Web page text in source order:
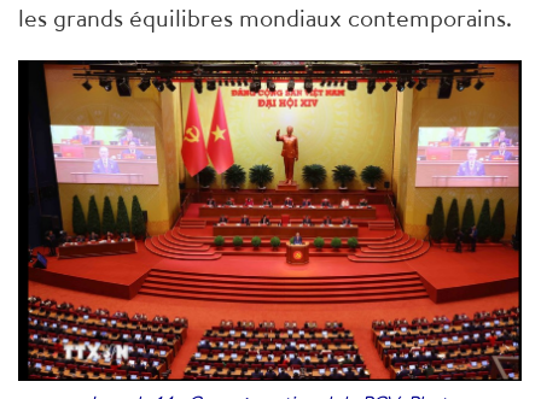
les grands équilibres mondiaux contemporains.